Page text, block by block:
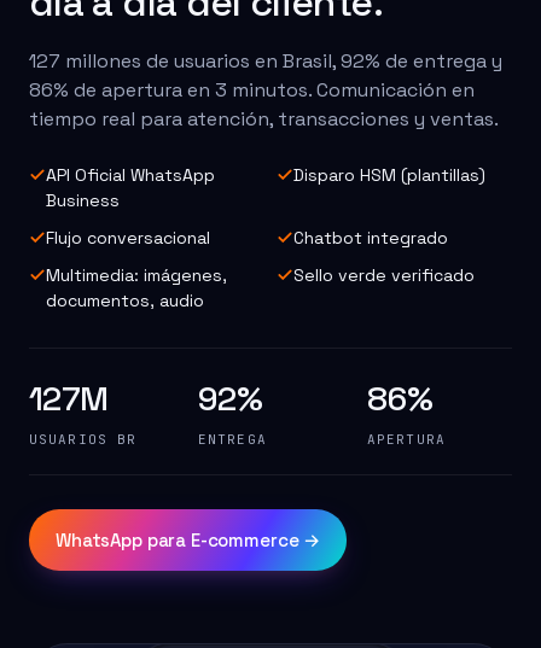
127 millones de usuarios en Brasil, 92% de entrega y
86% de apertura en 3 minutos. Comunicación en
tiempo real para atención, transacciones y ventas.
API Oficial WhatsApp
Business
Disparo HSM (plantillas)
Flujo conversacional
Chatbot integrado
Multimedia: imágenes,
documentos, audio
Sello verde verificado
127M
USUARIOS BR
92%
ENTREGA
86%
APERTURA
WhatsApp para E-commerce →